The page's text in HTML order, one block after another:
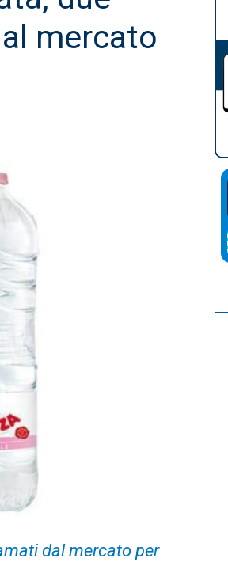
mercato
dal mercato per